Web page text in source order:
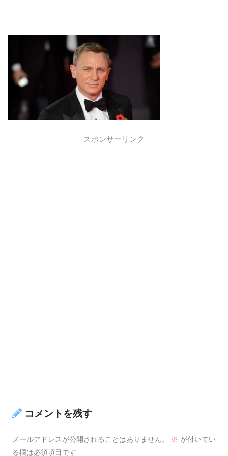
スポンサーリンク
コメントを残す
メールアドレスが公開されることはありません。 ※ が付いてい
る欄は必須項目です